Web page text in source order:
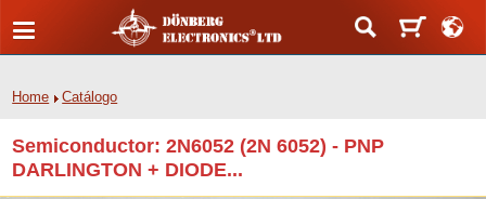
Home Catálogo
Semiconductor: 2N6052 (2N 6052) - PNP
DARLINGTON + DIODE...